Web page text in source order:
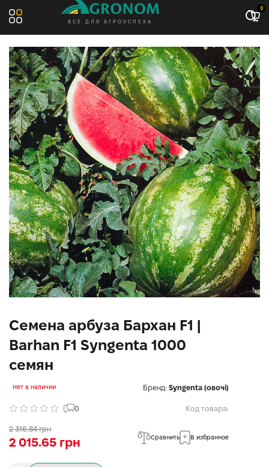
ВСЕ ДЛЯ АГРОУСПЕХА
0
Семена арбуза Бархан F1 |
Barhan F1 Syngenta 1000
семян
Нет в наличии Бренд: Syngenta (овочі)
0 Код товара:
2 316.84 грн
2 015.65 грн Сравнить В избранное